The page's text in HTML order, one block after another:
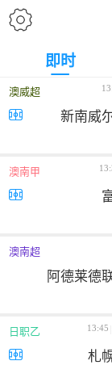
即时
澳威超
新南威
澳南甲
澳南超
阿德莱德
日职乙 13:45
札